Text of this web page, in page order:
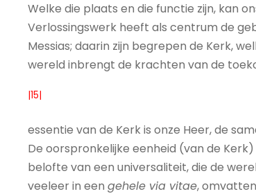
Welke die plaats en die functie zijn, kan
Verlossingswerk heeft als centrum de
Messias; daarin zijn begrepen de Kerk,
wereld inbrengt de krachten van de
|15|
essentie van de Kerk is onze Heer, de
De oorspronkelijke eenheid (van de
belofte van een universaliteit, die de
veeleer in een gehele via vitae,